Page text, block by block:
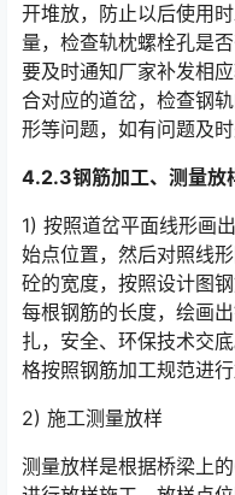
开堆放，防止以后使用
量，检查轨枕螺栓孔是
要及时通知厂家补发相
合对应的道岔，检查钢
形等问题，如有问题及时
4.2.3钢筋加工、测量放
1) 按照道岔平面线形画
始点位置，然后对照线
砼的宽度，按照设计图
每根钢筋的长度，绘画
扎，安全、环保技术交
格按照钢筋加工规范进行
2) 施工测量放样
测量放样是根据桥梁上